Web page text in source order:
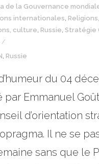
de la Gouvernance
internationales, Religions,
culture, Russie, Stratégie
, Russie
du 04
par Emmanuel
d’orientation
Il ne se
sans que le